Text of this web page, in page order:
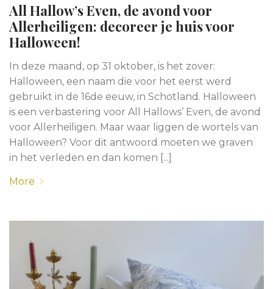
All Hallow’s Even, de avond voor
Allerheiligen: decoreer je huis voor
Halloween!
In deze maand, op 31 oktober, is het zover:
Halloween, een naam die voor het eerst werd
gebruikt in de 16de eeuw, in Schotland. Halloween
is een verbastering voor All Hallows’ Even, de avond
voor Allerheiligen. Maar waar liggen de wortels van
Halloween? Voor dit antwoord moeten we graven
in het verleden en dan komen [...]
More